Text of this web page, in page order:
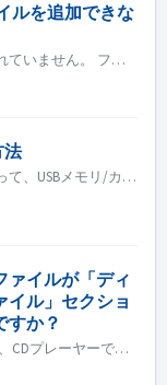
ルを追加できな
Apple Lossless Audio Codecはサポートされていません。 ファイルのオーディオコーデックを確認してください。または、弊社までお送りください。
法
Nero Burning ROMとNero USBxCOPYを使って、USBメモリ/カードにデータを書き込むことができます。 Nero Burning ROMのUSBメモリ/カードの項目には「Raspberry Pi OS」と「ISO to USB」があります。 Raspberry Pi OSやWindowsシ...
ァイルが「ディ
イル」セクショ
すか？
Nero Burning ROMでディスクを焼いた後、CDプレーヤーで再生できない場合は、Windowsのエクスプローラでディスクを開いてファイルを確認してください。 すべてのファイルが , 「 ディスク上のファイル」ではなく、「ディスクに書き込む準備ができたファイル」セクションにある場合は、次のことを意...